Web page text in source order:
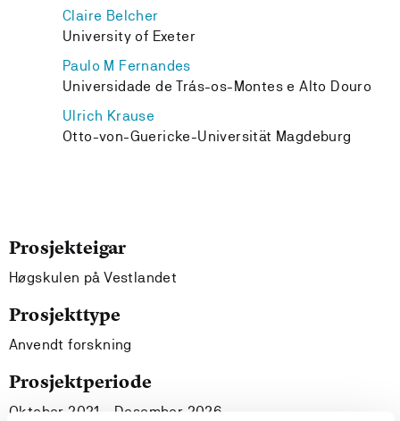
Claire Belcher
University of Exeter
Paulo M Fernandes
Universidade de Trás-os-Montes e Alto Douro
Ulrich Krause
Otto-von-Guericke-Universität Magdeburg
Prosjekteigar
Høgskulen på Vestlandet
Prosjekttype
Anvendt forskning
Prosjektperiode
Oktober 2021 - Desember 2026